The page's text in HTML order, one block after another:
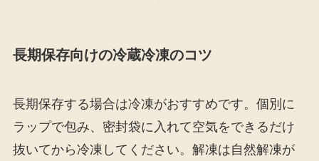
長期保存向けの冷蔵冷凍のコツ
長期保存する場合は冷凍がおすすめです。個別に
ラップで包み、密封袋に入れて空気をできるだけ
抜いてから冷凍してください。解凍は自然解凍が